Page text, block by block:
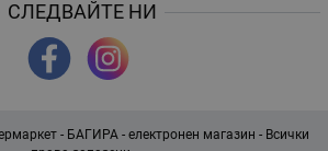
СЛЕДВАЙТЕ НИ
- БАГИРА - електронен магазин - Всички